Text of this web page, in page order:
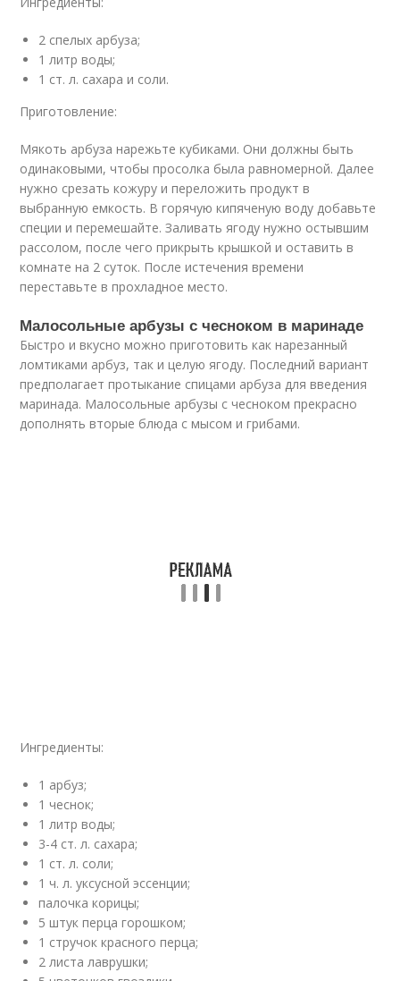
2 спелых арбуза;
1 литр воды;
1 ст. л. сахара и соли.
Приготовление:
Мякоть арбуза нарежьте кубиками. Они должны быть
одинаковыми, чтобы просолка была равномерной. Далее
нужно срезать кожуру и переложить продукт в
выбранную емкость. В горячую кипяченую воду добавьте
специи и перемешайте. Заливать ягоду нужно остывшим
рассолом, после чего прикрыть крышкой и оставить в
комнате на 2 суток. После истечения времени
переставьте в прохладное место.
Малосольные арбузы с чесноком в маринаде
Быстро и вкусно можно приготовить как нарезанный
ломтиками арбуз, так и целую ягоду. Последний вариант
предполагает протыкание спицами арбуза для введения
маринада. Малосольные арбузы с чесноком прекрасно
дополнять вторые блюда с мысом и грибами.
Ингредиенты:
1 арбуз;
1 чеснок;
1 литр воды;
3-4 ст. л. сахара;
1 ст. л. соли;
1 ч. л. уксусной эссенции;
палочка корицы;
5 штук перца горошком;
1 стручок красного перца;
2 листа лаврушки;